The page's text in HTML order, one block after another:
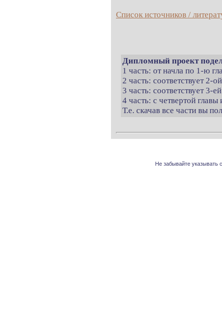
Список источников /
Дипломный проект
1 часть: от начла по 1-ю
2 часть: соответствует 2-
3 часть: соответствует 3-
4 часть: с четвертой
Т.е. скачав все части вы
Не забывайте указывать